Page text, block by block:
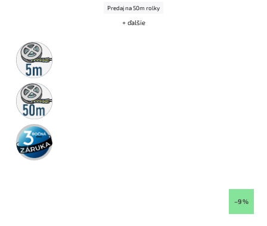
Predaj na 50m rolky
+ ďalšie
5m
rolka
50m
rolka
3 roky
záruka
–9 %